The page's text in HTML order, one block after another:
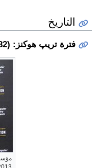
التاريخ
فترة تريپ هوكنز: (1982–1990)